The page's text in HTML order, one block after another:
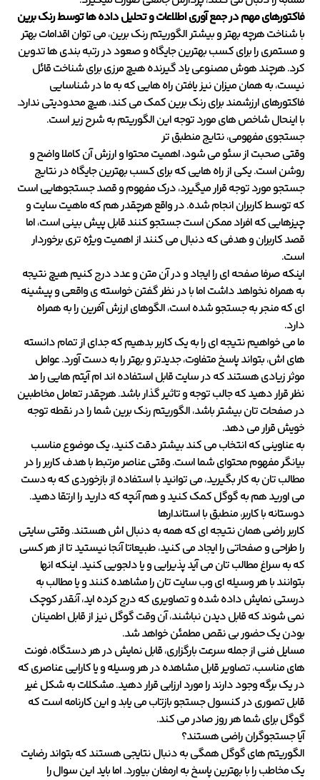
فاکتورهای مهم در جمع آوری اطلاعات و تحلیل داده ها توسط رنک برین
با شناخت هرچه بهتر و بیشتر الگوریتم رنک برین، می توان اقدامات بهتر
و مستمری را برای کسب بهترین جایگاه و صعود در رتبه بندی ها تدوین
کرد. هرچند هوش مصنوعی یاد گیرنده هیچ مرزی برای شناخت قائل
نیست، به همان میزان نیز یافتن راه هایی که به ما در شناسایی
فاکتورهای ارزشمند برای رنک برین کمک می کند، هیچ محدودیتی ندارد.
با اینحال شاخص های مورد توجه این الگوریتم به شرح زیر است.
جستجوی مفهومی، نتایج منطبق تر
وقتی صحبت از سئو می شود، اهمیت محتوا و ارزش آن کاملا واضح و
روشن است. یکی از راه هایی که برای کسب بهترین جایگاه در نتایج
جستجو مورد توجه قرار میگیرد، درک مفهوم و قصد جستجوهایی است
که توسط کاربران انجام شده. در واقع هرچقدر هم که ماهیت سایت و
چیزهایی که افراد ممکن است جستجو کنند قابل پیش بینی است، اما
قصد کاربران و هدفی که دنبال می کنند از اهمیت ویژه تری برخوردار
است.
اینکه صرفا صفحه ای را ایجاد و در آن متن و عدد درج کنیم هیچ نتیجه
به همراه نخواهد داشت اما با در نظر گفتن خواسته ی واقعی و پیشینه
ای که منجر به جستجو شده است، الگوهای ارزش آفرین را به همراه
دارد.
ما می خواهیم نتیجه ای را به یک کاربر بدهیم که جدای از تمام دانسته
های اش، بتواند پاسخ متفاوت، جدیدتر و بهتر را به دست آورد. عوامل
موثر زیادی هستند که در سایت قابل استفاده اند ام آیتم هایی را مد
نظر قرار دهید که جالب توجه و تاثیر گذار باشد. هرچقدر تعامل مخاطبین
در صفحات تان بیشتر باشد، الگوریتم رنک برین شما را در نقطه توجه
خویش قرار می دهد.
به عناوینی که انتخاب می کند بیشتر دقت کنید، یک موضوع مناسب
بیانگر مفهوم محتوای شما است. وقتی عناصر مرتبط با هدف کاربر را در
مطالب تان به کار بگیرید، می توانید با استفاده از بازخوردی که به دست
می اورید هم به گوگل کمک کنید و هم آنچه که دارید را ارتقا دهید.
دوستانه با کاربر، منطبق با استاندارها
کاربر راضی همان نتیجه ای که همه به دنبال اش هستند. وقتی سایتی
را طراحی و صفحاتی را ایجاد می کنید، طبیعاتا آنجا نیستید تا از هر کسی
که به سراغ مطالب تان می آید پذیرایی و یا دلجویی کنید. اینکه انها
بتوانند با هر وسیله ای وب سایت تان را مشاهده کنند و یا مطالب به
درستی نمایش داده شده و تصاویری که درج کرده اید، آنقدر کوچک
نمی شوند که قابل دیدن نباشند، آن وقت گوگل نیز از قابل اطمینان
بودن یک حضور بی نقص مطمئن خواهد شد.
مسایل فنی از جمله سرعت بارگزاری، قابل نمایش در هر دستگاه، فونت
های مناسب، تصاویر قابل مشاهده در هر وسیله و یا کارایی عناصری که
در یک برگه وجود دارند را مورد ارزابی قرار دهید. مشکلات به شکل غیر
قابل تصوری در کنسول جستجو بازتاب می یابد و این کارنامه است که
گوگل برای شما هر روز صادر می کند.
آیا جستجوگران راضی هستند؟
الگوریتم های گوگل همگی به دنبال نتایجی هستند که بتواند رضایت
یک مخاطب را با بهترین پاسخ به ارمغان بیاورد. اما باید این سوال را